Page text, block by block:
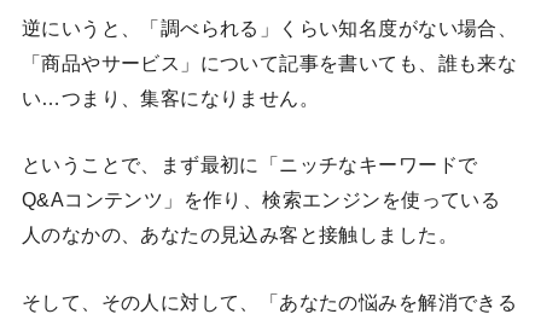
逆にいうと、「調べられる」くらい知名度がない場合、
「商品やサービス」について記事を書いても、誰も来な
い…つまり、集客になりません。
ということで、まず最初に「ニッチなキーワードで
Q&Aコンテンツ」を作り、検索エンジンを使っている
人のなかの、あなたの見込み客と接触しました。
そして、その人に対して、「あなたの悩みを解消できる